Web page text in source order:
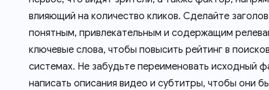
влияющий на количество кликов. Сделайте
понятным, привлекательным и содержащим
ключевые слова, чтобы повысить рейтинг в
системах. Не забудьте переименовать исходный
написать описания видео и субтитры, чтобы они